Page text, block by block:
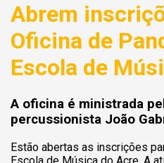
Abrem
Oficina de
Escola de
A oficina é ministrada
percussionista João
Estão abertas as inscrições
Escola de Música do Acre. A